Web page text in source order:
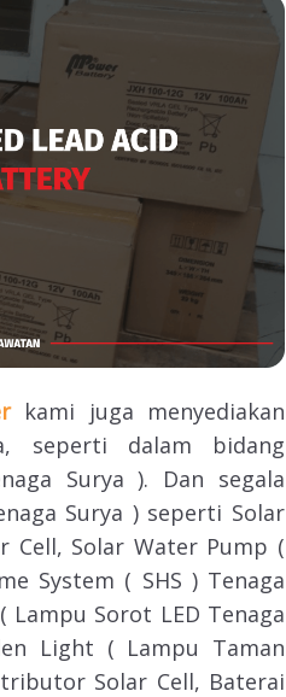
kami juga menyediakan
seperti dalam bidang
Surya ). Dan segala
Surya ) seperti Solar
Cell, Solar Water Pump (
System ( SHS ) Tenaga
Sorot LED Tenaga
Light ( Lampu Taman
Solar Cell, Baterai